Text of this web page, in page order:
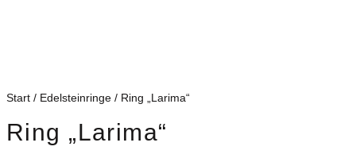
Start / Edelsteinringe / Ring „Larima“
Ring „Larima“